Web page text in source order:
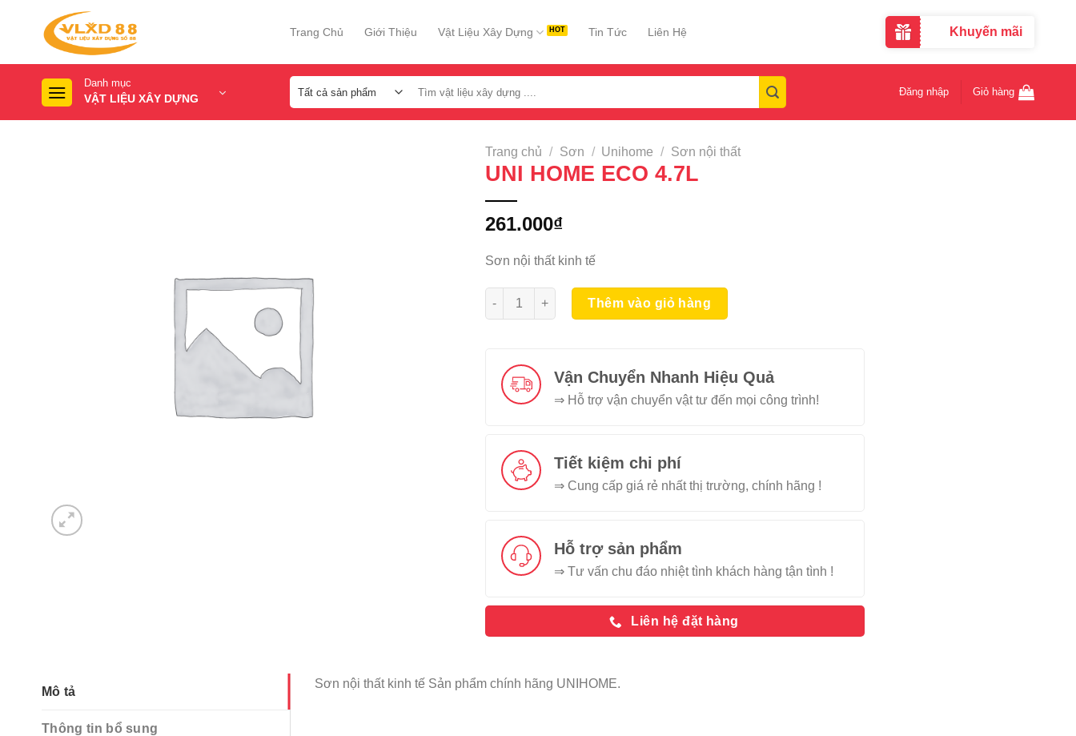
Trang Chủ Giới Thiệu Vật Liệu Xây Dựng Tin Tức Liên Hệ Khuyến mãi
Danh mục
VẬT LIỆU XÂY DỰNG
kiếm:
Đăng nhập Giỏ hàng
Trang chủ / Sơn / Unihome / Sơn nội thất
UNI HOME ECO 4.7L
261.000₫
Sơn nội thất kinh tế
UNI HOME ECO 4.7L số lượng
Thêm vào giỏ hàng
Vận Chuyển Nhanh Hiệu Quả
⇒ Hỗ trợ vận chuyển vật tư đến mọi công trình!
Tiết kiệm chi phí
⇒ Cung cấp giá rẻ nhất thị trường, chính hãng !
Hỗ trợ sản phẩm
⇒ Tư vấn chu đáo nhiệt tình khách hàng tận tình !
Liên hệ đặt hàng
Mô tả
Thông tin bổ sung
Sơn nội thất kinh tế Sản phẩm chính hãng UNIHOME.